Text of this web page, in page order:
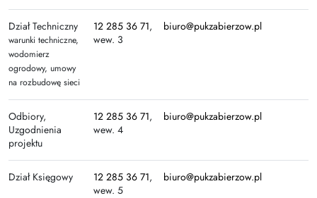
Dział Techniczny
warunki techniczne,
wodomierz
ogrodowy, umowy
na rozbudowę sieci
12 285 36 71,
wew. 3
biuro@pukzabierzow.pl
Odbiory,
Uzgodnienia
projektu
12 285 36 71,
wew. 4
biuro@pukzabierzow.pl
Dział Księgowy 12 285 36 71,
wew. 5
biuro@pukzabierzow.pl